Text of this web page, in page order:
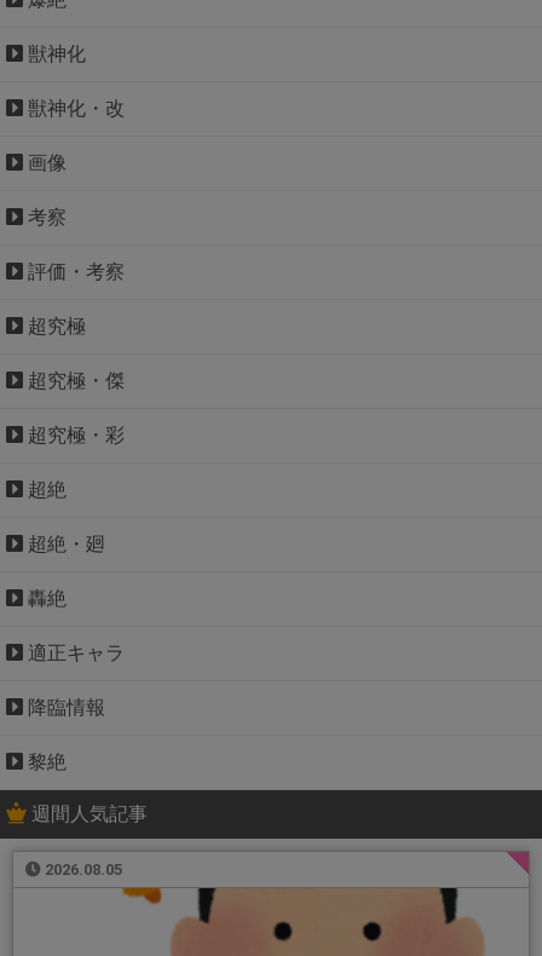
獣神化
獣神化・改
画像
考察
評価・考察
超究極
超究極・傑
超究極・彩
超絶
超絶・廻
轟絶
適正キャラ
降臨情報
黎絶
週間人気記事
2026.08.05